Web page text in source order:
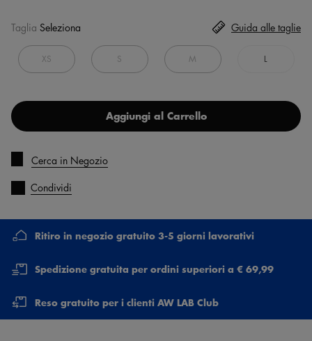
Taglia Seleziona
XS S M L
Guida alle taglie
Aggiungi al Carrello
Cerca in Negozio
Condividi
Ritiro in negozio gratuito 3-5 giorni lavorativi
Spedizione gratuita per ordini superiori a € 69,99
Reso gratuito per i clienti AW LAB Club